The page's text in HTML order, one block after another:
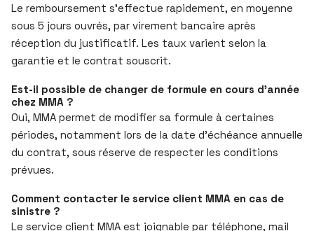
Le remboursement s’effectue rapidement, en moyenne
sous 5 jours ouvrés, par virement bancaire après
réception du justificatif. Les taux varient selon la
garantie et le contrat souscrit.
Est-il possible de changer de formule en cours d’année
chez MMA ?
Oui, MMA permet de modifier sa formule à certaines
périodes, notamment lors de la date d’échéance annuelle
du contrat, sous réserve de respecter les conditions
prévues.
Comment contacter le service client MMA en cas de
sinistre ?
Le service client MMA est joignable par téléphone, mail